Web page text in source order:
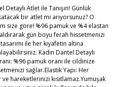
Detaylı Atlet ile Tanışın! Günlük
bir atlet mi arıyorsunuz? O
size göre! %96 pamuk ve %4 elastan
gün boyu ferah hissetmenizi
ile her kıyafetin altına
Kadın Dantel Detaylı
%96 pamuk oranı ile cildinize
sağlar.Elastik Yapı: Her
hareketlerinizi kısıtlamaz.Yumuşak